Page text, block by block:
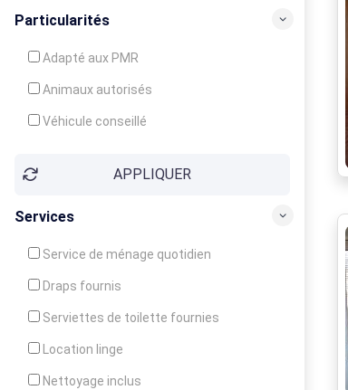
Particularités
Adapté aux PMR
Animaux autorisés
Véhicule conseillé
APPLIQUER
Services
Service de ménage quotidien
Draps fournis
Serviettes de toilette fournies
Location linge
Nettoyage inclus